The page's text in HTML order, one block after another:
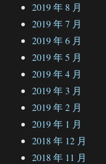
2019 年 8 月
2019 年 7 月
2019 年 6 月
2019 年 5 月
2019 年 4 月
2019 年 3 月
2019 年 2 月
2019 年 1 月
2018 年 12 月
2018 年 11 月